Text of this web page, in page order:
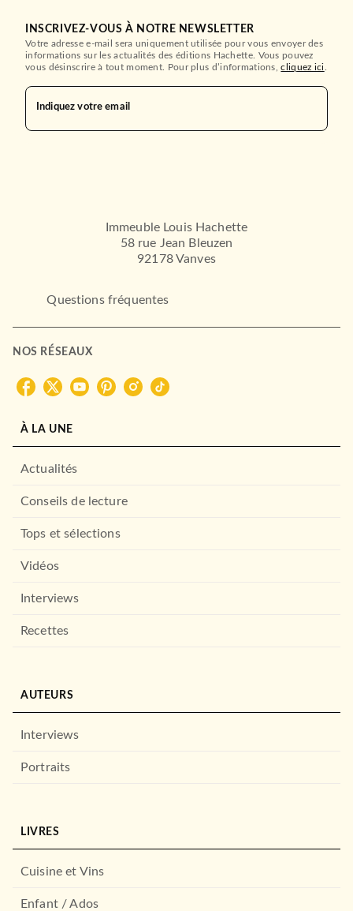
INSCRIVEZ-VOUS À NOTRE NEWSLETTER
Votre adresse e-mail sera uniquement utilisée pour vous envoyer des
informations sur les actualités des éditions Hachette. Vous pouvez
vous désinscrire à tout moment. Pour plus d’informations,cliquez ici
Indiquez votre email
Immeuble Louis Hachette
58 rue Jean Bleuzen
92178 Vanves
Questions fréquentes
NOS RÉSEAUX
À LA UNE
Actualités
Conseils de lecture
Tops et sélections
Vidéos
Interviews
Recettes
AUTEURS
Interviews
Portraits
LIVRES
Cuisine et Vins
Enfant / Ados